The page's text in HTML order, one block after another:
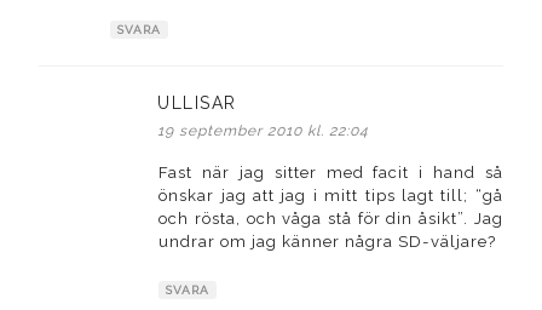
SVARA
ULLISAR
19 september 2010 kl. 22:04
Fast när jag sitter med facit i hand så
önskar jag att jag i mitt tips lagt till; “gå
och rösta, och våga stå för din åsikt”. Jag
undrar om jag känner några SD-väljare?
SVARA